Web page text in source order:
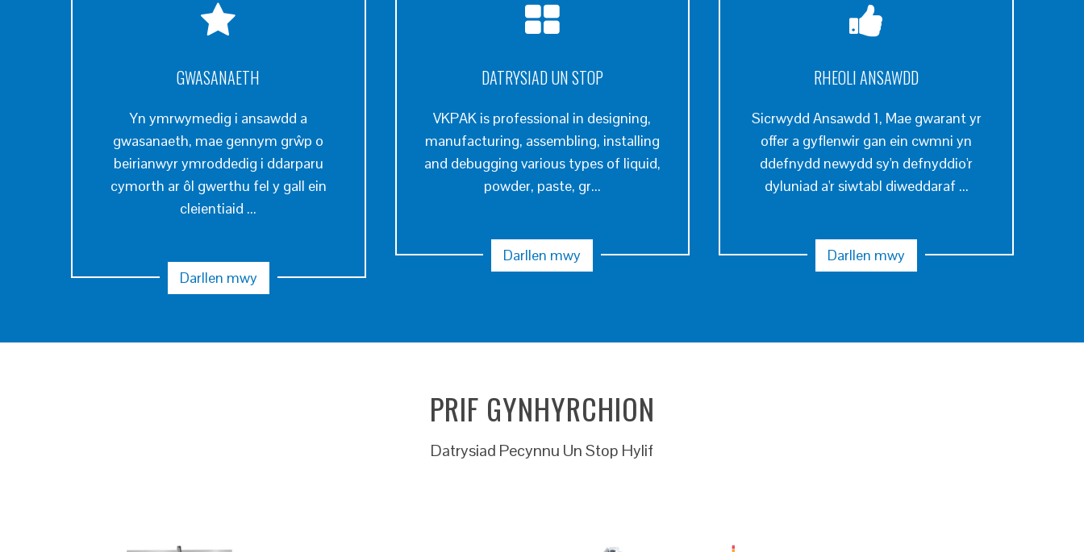
GWASANAETH
Yn ymrwymedig i ansawdd a
gwasanaeth, mae gennym grŵp o
beirianwyr ymroddedig i ddarparu
cymorth ar ôl gwerthu fel y gall ein
cleientiaid ...
Darllen mwy
DATRYSIAD UN STOP
VKPAK is professional in designing,
manufacturing, assembling, installing
and debugging various types of liquid,
powder, paste, gr...
Darllen mwy
RHEOLI ANSAWDD
Sicrwydd Ansawdd 1, Mae gwarant yr
offer a gyflenwir gan ein cwmni yn
ddefnydd newydd sy'n defnyddio'r
dyluniad a'r siwtabl diweddaraf ...
Darllen mwy
PRIF GYNHYRCHION
Datrysiad Pecynnu Un Stop Hylif